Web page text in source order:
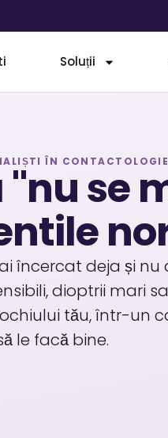
Soluții
ÎN CONTACTOLOGIE
se
încercat deja și nu
dioptrii mari
tău, într-un
le facă bine.